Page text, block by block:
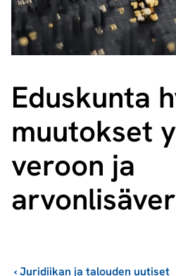
Eduskunta
muutokset
ve­roon ja
Juridiikan ja talouden uutiset
›